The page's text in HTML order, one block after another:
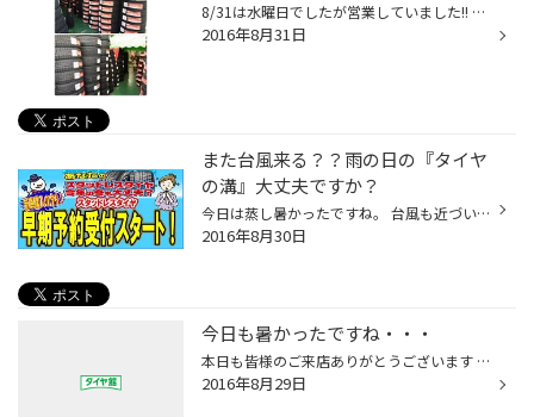
8/31は水曜日でしたが営業していました!! 沢山のご来店ありがとうございました。 明日から9月ですがそろそろ冬のお話を・・・ というのも本日、冬タイヤを大量入荷いたしました!! 9月は早期予約の売り出しも開催予定です♪ 皆様のご来店を心よりお待ちしております。 8月も沢山のお客様にご来店頂き...
2016年8月31日
また台風来る？？雨の日の『タイヤ
の溝』大丈夫ですか？
今日は蒸し暑かったですね。 台風も近づいてきているみたいで。。嵐の前の静けさってやつでしょうか？？ ところでタイヤの溝ってなんであるかご存知でしょうか？ 路面から伝わる音の逃げ場だったり、勿論、雨でタイヤが滑らないように 水の逃げ道（水路）として重要な役割をしています。 溝が少なく...
2016年8月30日
今日も暑かったですね・・・
本日も皆様のご来店ありがとうございます オイル交換をはじめ、ATF タイヤ交換などなど・・・ 冬タイヤ購入の方もぼちぼちご来店、ご予約購入されております 本日もいろいろ作業有りましたが写真をとり忘れました・・・ 明日BMW Z4にダウンサスの取付けしますので作業前の写真を載せておきます 明...
2016年8月29日